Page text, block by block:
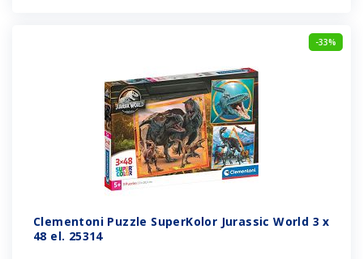
-33%
Clementoni Puzzle SuperKolor Jurassic World 3 x
48 el. 25314